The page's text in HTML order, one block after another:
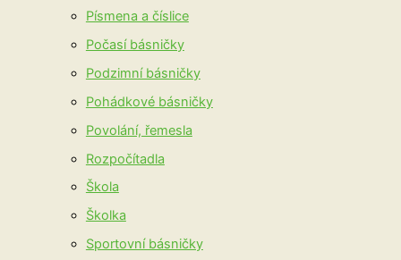
Písmena a číslice
Počasí básničky
Podzimní básničky
Pohádkové básničky
Povolání, řemesla
Rozpočítadla
Škola
Školka
Sportovní básničky